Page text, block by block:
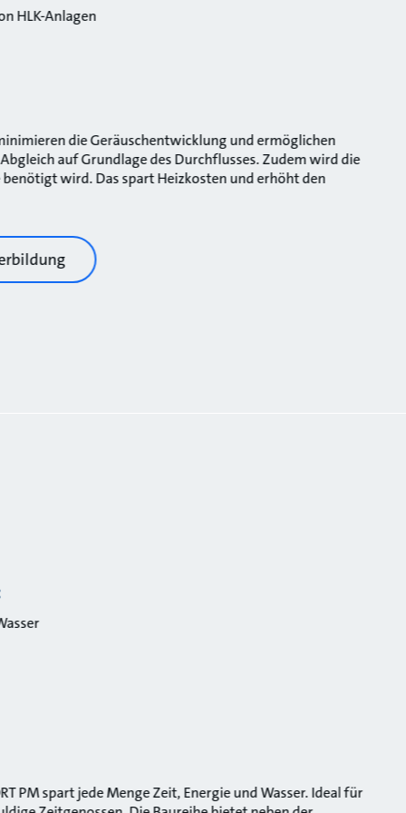
HLK-Anlagen
die Geräuschentwicklung und ermöglichen
auf Grundlage des Durchflusses. Zudem wird die
wird. Das spart Heizkosten und erhöht den
PM spart jede Menge Zeit, Energie und Wasser. Ideal für